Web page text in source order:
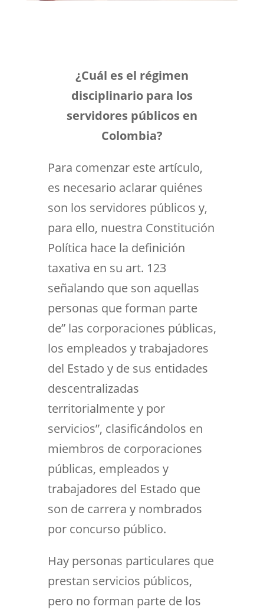
¿Cuál es el régimen
disciplinario para los
servidores públicos en
Colombia?
Para comenzar este artículo,
es necesario aclarar quiénes
son los servidores públicos y,
para ello, nuestra Constitución
Política hace la definición
taxativa en su art. 123
señalando que son aquellas
personas que forman parte
de” las corporaciones públicas,
los empleados y trabajadores
del Estado y de sus entidades
descentralizadas
territorialmente y por
servicios”, clasificándolos en
miembros de corporaciones
públicas, empleados y
trabajadores del Estado que
son de carrera y nombrados
por concurso público.
Hay personas particulares que
prestan servicios públicos,
pero no forman parte de los